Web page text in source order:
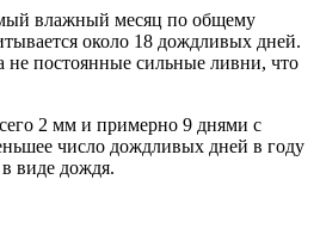
влажный месяц по общему
около 18 дождливых дней.
не постоянные сильные ливни, что
2 мм и примерно 9 днями с
число дождливых дней в году
виде дождя.